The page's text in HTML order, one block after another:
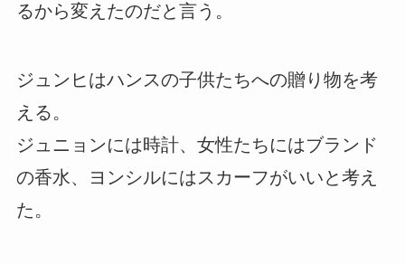
るから変えたのだと言う。
ジュンヒはハンスの子供たちへの贈り物を考
える。
ジュニョンには時計、女性たちにはブランド
の香水、ヨンシルにはスカーフがいいと考え
た。